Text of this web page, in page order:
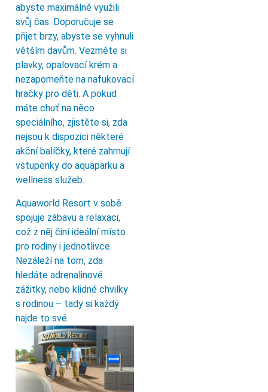
abyste maximálně využili
svůj čas. Doporučuje se
přijet brzy, abyste se vyhnuli
větším davům. Vezměte si
plavky, opalovací krém a
nezapomeňte na nafukovací
hračky pro děti. A pokud
máte chuť na něco
speciálního, zjistěte si, zda
nejsou k dispozici některé
akční balíčky, které zahrnují
vstupenky do aquaparku a
wellness služeb.
Aquaworld Resort v sobě
spojuje zábavu a relaxaci,
což z něj činí ideální místo
pro rodiny i jednotlivce.
Nezáleží na tom, zda
hledáte adrenalinové
zážitky, nebo klidné chvilky
s rodinou – tady si každý
najde to své.